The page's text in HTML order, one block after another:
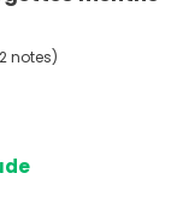
notes)